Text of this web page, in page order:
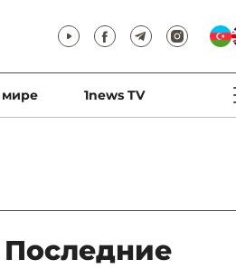
мире 1news TV
Последние